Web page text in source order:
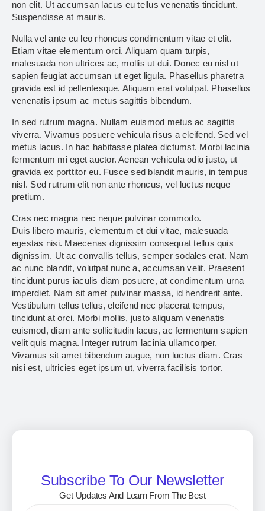
non elit. Ut accumsan lacus eu tellus venenatis tincidunt.
Suspendisse at mauris.
Nulla vel ante eu leo rhoncus condimentum vitae et elit.
Etiam vitae elementum orci. Aliquam quam turpis,
malesuada non ultrices ac, mollis ut dui. Donec eu nisl ut
sapien feugiat accumsan ut eget ligula. Phasellus pharetra
gravida est id pellentesque. Aliquam erat volutpat. Phasellus
venenatis ipsum ac metus sagittis bibendum.
In sed rutrum magna. Nullam euismod metus ac sagittis
viverra. Vivamus posuere vehicula risus a eleifend. Sed vel
metus lacus. In hac habitasse platea dictumst. Morbi lacinia
fermentum mi eget auctor. Aenean vehicula odio justo, ut
gravida ex porttitor eu. Fusce sed blandit mauris, in tempus
nisl. Sed rutrum elit non ante rhoncus, vel luctus neque
pretium.
Cras nec magna nec neque pulvinar commodo.
Duis libero mauris, elementum et dui vitae, malesuada
egestas nisi. Maecenas dignissim consequat tellus quis
dignissim. Ut ac convallis tellus, semper sodales erat. Nam
ac nunc blandit, volutpat nunc a, accumsan velit. Praesent
tincidunt purus iaculis diam posuere, at condimentum urna
imperdiet. Nam sit amet pulvinar massa, id hendrerit ante.
Vestibulum tellus tellus, eleifend nec placerat tempus,
tincidunt at orci. Morbi mollis, justo aliquam venenatis
euismod, diam ante sollicitudin lacus, ac fermentum sapien
velit quis magna. Integer rutrum lacinia ullamcorper.
Vivamus sit amet bibendum augue, non luctus diam. Cras
nisi est, ultricies eget ipsum ut, viverra facilisis tortor.
Subscribe To Our Newsletter
Get Updates And Learn From The Best